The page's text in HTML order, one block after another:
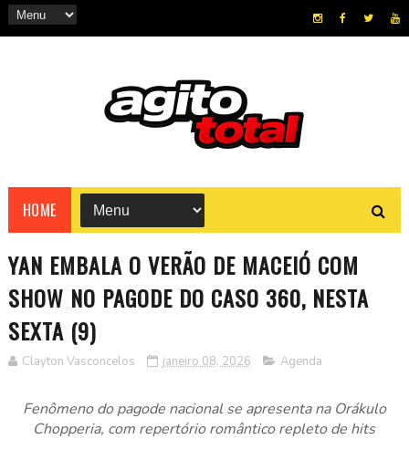
HOME
YAN EMBALA O VERÃO DE MACEIÓ COM
SHOW NO PAGODE DO CASO 360, NESTA
SEXTA (9)
Clayton Vasconcelos janeiro 08, 2026 Agenda
Fenômeno do pagode nacional se apresenta na Orákulo
Chopperia, com repertório romântico repleto de hits